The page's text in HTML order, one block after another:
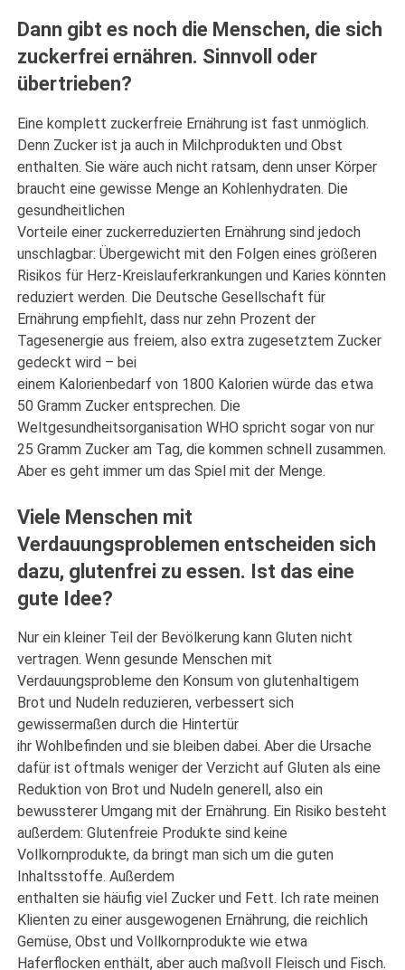
Dann gibt es noch die Menschen, die sich
zuckerfrei ernähren. Sinnvoll oder
übertrieben?
Eine komplett zuckerfreie Ernährung ist fast unmöglich.
Denn Zucker ist ja auch in Milchprodukten und Obst
enthalten. Sie wäre auch nicht ratsam, denn unser Körper
braucht eine gewisse Menge an Kohlenhydraten. Die
gesundheitlichen
Vorteile einer zuckerreduzierten Ernährung sind jedoch
unschlagbar: Übergewicht mit den Folgen eines größeren
Risikos für Herz-Kreislauferkrankungen und Karies könnten
reduziert werden. Die Deutsche Gesellschaft für
Ernährung empfiehlt, dass nur zehn Prozent der
Tagesenergie aus freiem, also extra zugesetztem Zucker
gedeckt wird – bei
einem Kalorienbedarf von 1800 Kalorien würde das etwa
50 Gramm Zucker entsprechen. Die
Weltgesundheitsorganisation WHO spricht sogar von nur
25 Gramm Zucker am Tag, die kommen schnell zusammen.
Aber es geht immer um das Spiel mit der Menge.
Viele Menschen mit
Verdauungsproblemen entscheiden sich
dazu, glutenfrei zu essen. Ist das eine
gute Idee?
Nur ein kleiner Teil der Bevölkerung kann Gluten nicht
vertragen. Wenn gesunde Menschen mit
Verdauungsprobleme den Konsum von glutenhaltigem
Brot und Nudeln reduzieren, verbessert sich
gewissermaßen durch die Hintertür
ihr Wohlbefinden und sie bleiben dabei. Aber die Ursache
dafür ist oftmals weniger der Verzicht auf Gluten als eine
Reduktion von Brot und Nudeln generell, also ein
bewussterer Umgang mit der Ernährung. Ein Risiko besteht
außerdem: Glutenfreie Produkte sind keine
Vollkornprodukte, da bringt man sich um die guten
Inhaltsstoffe. Außerdem
enthalten sie häufig viel Zucker und Fett. Ich rate meinen
Klienten zu einer ausgewogenen Ernährung, die reichlich
Gemüse, Obst und Vollkornprodukte wie etwa
Haferflocken enthält, aber auch maßvoll Fleisch und Fisch.